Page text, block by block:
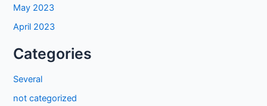
May 2023
April 2023
Categories
Several
not categorized